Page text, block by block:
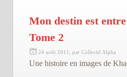
Mon destin est
Tome 2
24 août 2011, par Collectif Alpha
Une histoire en images de